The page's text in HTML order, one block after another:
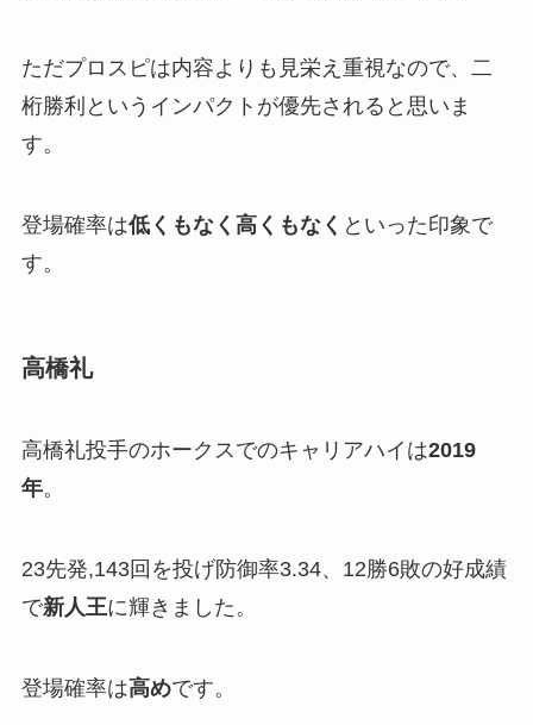
ただプロスピは内容よりも見栄え重視なので、二
桁勝利というインパクトが優先されると思いま
す。
登場確率は低くもなく高くもなく といった印象で
す。
高橋礼
高橋礼投手のホークスでのキャリアハイは2019
年。
23先発,143回を投げ防御率3.34、12勝6敗の好成績
で新人王に輝きました。
登場確率は高めです。